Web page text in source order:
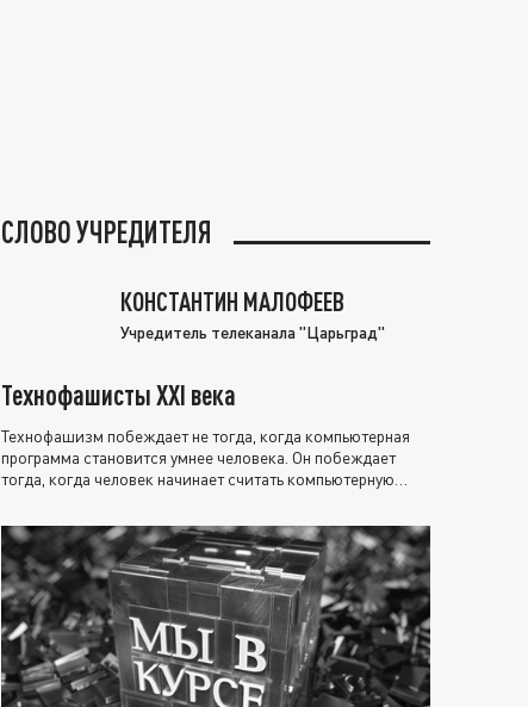
СЛОВО УЧРЕДИТЕЛЯ
КОНСТАНТИН МАЛОФЕЕВ
Учредитель телеканала "Царьград"
Технофашисты XXI века
Технофашизм побеждает не тогда, когда компьютерная
программа становится умнее человека. Он побеждает
тогда, когда человек начинает считать компьютерную